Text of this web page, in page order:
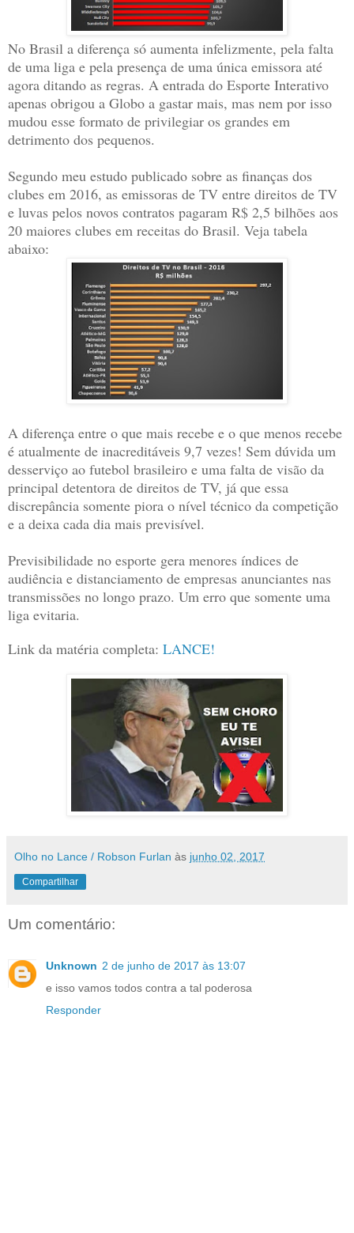
No Brasil a diferença só aumenta infelizmente, pela falta
de uma liga e pela presença de uma única emissora até
agora ditando as regras. A entrada do Esporte Interativo
apenas obrigou a Globo a gastar mais, mas nem por isso
mudou esse formato de privilegiar os grandes em
detrimento dos pequenos.
Segundo meu estudo publicado sobre as finanças dos
clubes em 2016, as emissoras de TV entre direitos de TV
e luvas pelos novos contratos pagaram R$ 2,5 bilhões aos
20 maiores clubes em receitas do Brasil. Veja tabela
abaixo:
A diferença entre o que mais recebe e o que menos recebe
é atualmente de inacreditáveis 9,7 vezes! Sem dúvida um
desserviço ao futebol brasileiro e uma falta de visão da
principal detentora de direitos de TV, já que essa
discrepância somente piora o nível técnico da competição
e a deixa cada dia mais previsível.
Previsibilidade no esporte gera menores índices de
audiência e distanciamento de empresas anunciantes nas
transmissões no longo prazo. Um erro que somente uma
liga evitaria.
Link da matéria completa: LANCE!
Olho no Lance / Robson Furlan às junho 02, 2017
Compartilhar
Um comentário:
Unknown 2 de junho de 2017 às 13:07
e isso vamos todos contra a tal poderosa
Responder